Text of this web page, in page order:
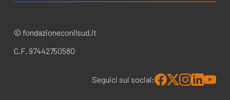
© fondazioneconilsud.it
C.F. 97442750580
Seguici sui social: